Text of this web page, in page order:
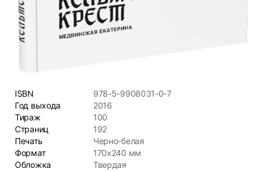
ISBN
978-5-9908031-0-7
Год выхода
2016
Тираж
100
Страниц
192
Печать
Черно-белая
Формат
170х240 мм
Обложка
Твердая